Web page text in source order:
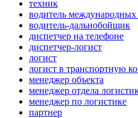
техник
водитель международных
водитель-дальнобойщик
диспетчер на телефоне
диспетчер-логист
логист
логист в транспортную
менеджер объекта
менеджер отдела
менеджер по логистике
партнер